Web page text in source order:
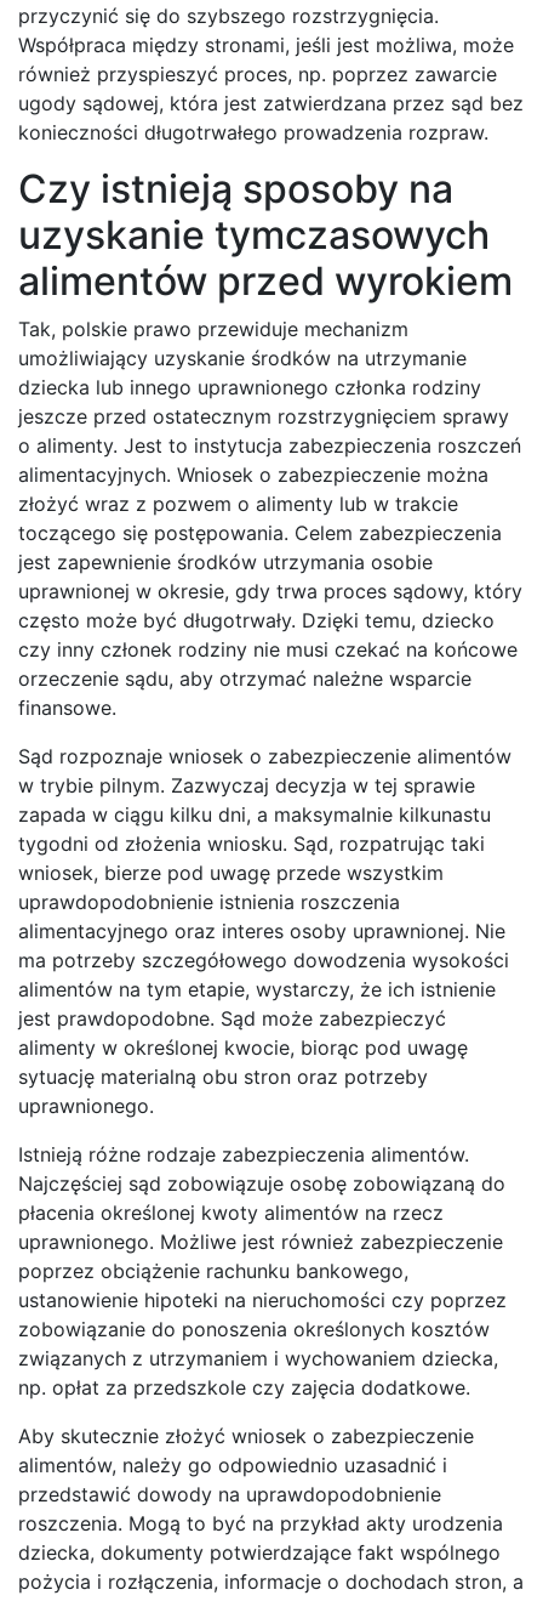
przyczynić się do szybszego rozstrzygnięcia.
Współpraca między stronami, jeśli jest możliwa, może
również przyspieszyć proces, np. poprzez zawarcie
ugody sądowej, która jest zatwierdzana przez sąd bez
konieczności długotrwałego prowadzenia rozpraw.
Czy istnieją sposoby na
uzyskanie tymczasowych
alimentów przed wyrokiem
Tak, polskie prawo przewiduje mechanizm
umożliwiający uzyskanie środków na utrzymanie
dziecka lub innego uprawnionego członka rodziny
jeszcze przed ostatecznym rozstrzygnięciem sprawy
o alimenty. Jest to instytucja zabezpieczenia roszczeń
alimentacyjnych. Wniosek o zabezpieczenie można
złożyć wraz z pozwem o alimenty lub w trakcie
toczącego się postępowania. Celem zabezpieczenia
jest zapewnienie środków utrzymania osobie
uprawnionej w okresie, gdy trwa proces sądowy, który
często może być długotrwały. Dzięki temu, dziecko
czy inny członek rodziny nie musi czekać na końcowe
orzeczenie sądu, aby otrzymać należne wsparcie
finansowe.
Sąd rozpoznaje wniosek o zabezpieczenie alimentów
w trybie pilnym. Zazwyczaj decyzja w tej sprawie
zapada w ciągu kilku dni, a maksymalnie kilkunastu
tygodni od złożenia wniosku. Sąd, rozpatrując taki
wniosek, bierze pod uwagę przede wszystkim
uprawdopodobnienie istnienia roszczenia
alimentacyjnego oraz interes osoby uprawnionej. Nie
ma potrzeby szczegółowego dowodzenia wysokości
alimentów na tym etapie, wystarczy, że ich istnienie
jest prawdopodobne. Sąd może zabezpieczyć
alimenty w określonej kwocie, biorąc pod uwagę
sytuację materialną obu stron oraz potrzeby
uprawnionego.
Istnieją różne rodzaje zabezpieczenia alimentów.
Najczęściej sąd zobowiązuje osobę zobowiązaną do
płacenia określonej kwoty alimentów na rzecz
uprawnionego. Możliwe jest również zabezpieczenie
poprzez obciążenie rachunku bankowego,
ustanowienie hipoteki na nieruchomości czy poprzez
zobowiązanie do ponoszenia określonych kosztów
związanych z utrzymaniem i wychowaniem dziecka,
np. opłat za przedszkole czy zajęcia dodatkowe.
Aby skutecznie złożyć wniosek o zabezpieczenie
alimentów, należy go odpowiednio uzasadnić i
przedstawić dowody na uprawdopodobnienie
roszczenia. Mogą to być na przykład akty urodzenia
dziecka, dokumenty potwierdzające fakt wspólnego
pożycia i rozłączenia, informacje o dochodach stron, a